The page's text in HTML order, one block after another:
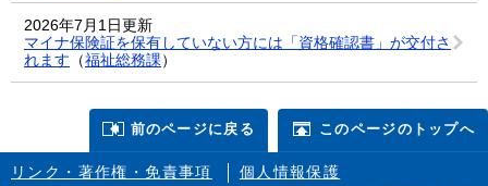
2026年7月1日更新
マイナ保険証を保有していない方には「資格確認書」が交付さ
れます （福祉総務課）
前のページに戻る このページのトップへ
リンク・著作権・免責事項
個人情報保護